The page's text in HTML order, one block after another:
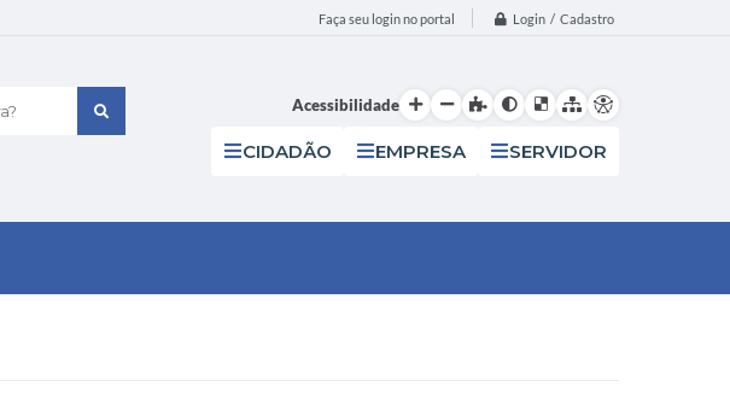
Faça seu login no portal Login / Cadastro
Acessibilidade
CIDADÃO EMPRESA SERVIDOR